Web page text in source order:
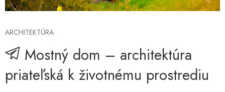
ARCHITEKTÚRA
Mostný dom – architektúra
priateľská k životnému prostrediu